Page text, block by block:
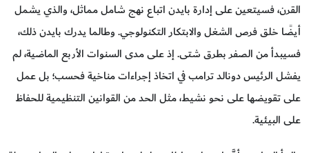
القرن، فسيتعين على إدارة بايدن اتباع نهج شامل مماثل، والذي يشمل
أيضًا خلق فرص الشغل والابتكار التكنولوجي. وطالما يدرك بايدن ذلك،
فسيبدأ من الصفر بطرق شتى. إذ على مدى السنوات الأربع الماضية، لم
يفشل الرئيس دونالد ترامب في اتخاذ إجراءات مناخية فحسب؛ بل عمل
على تقويضها على نحو نشيط، مثل الحد من القوانين التنظيمية للحفاظ
على البيئية.